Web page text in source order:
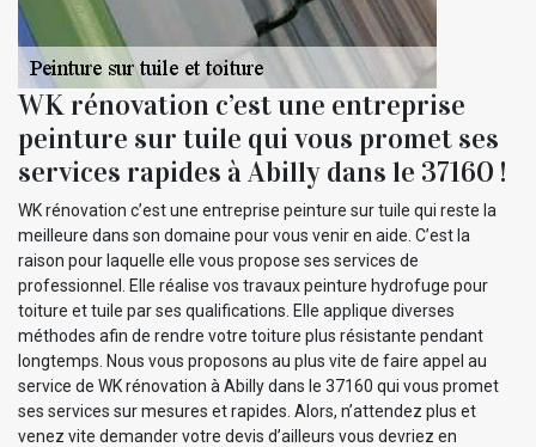
WK rénovation c’est une entreprise
peinture sur tuile qui vous promet ses
services rapides à Abilly dans le 37160 !
WK rénovation c’est une entreprise peinture sur tuile qui reste la
meilleure dans son domaine pour vous venir en aide. C’est la
raison pour laquelle elle vous propose ses services de
professionnel. Elle réalise vos travaux peinture hydrofuge pour
toiture et tuile par ses qualifications. Elle applique diverses
méthodes afin de rendre votre toiture plus résistante pendant
longtemps. Nous vous proposons au plus vite de faire appel au
service de WK rénovation à Abilly dans le 37160 qui vous promet
ses services sur mesures et rapides. Alors, n’attendez plus et
venez vite demander votre devis d’ailleurs vous devriez en